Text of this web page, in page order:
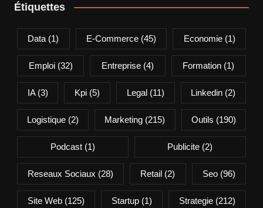
Étiquettes
Data (1) E-Commerce(45) Economie(1)
Emploi(32) Entreprise(4) Formation (1)
IA(3) Kpi (5) Legal(11) Linkedin (2)
Logistique (2) Marketing (215) Outils (190)
Podcast(1) Publicite (2)
Reseaux Sociaux (28) Retail (2) Seo(96)
Site Web(125) Startup (1) Strategie (212)